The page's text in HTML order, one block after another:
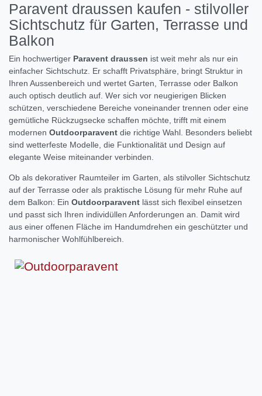
Paravent draussen kaufen - stilvoller
Sichtschutz für Garten, Terrasse und
Balkon
Ein hochwertiger Paravent draussen ist weit mehr als nur ein
einfacher Sichtschutz. Er schafft Privatsphäre, bringt Struktur in
Ihren Aussenbereich und wertet Garten, Terrasse oder Balkon
auch optisch deutlich auf. Wer sich vor neugierigen Blicken
schützen, verschiedene Bereiche voneinander trennen oder eine
gemütliche Rückzugsecke schaffen möchte, trifft mit einem
modernen Outdoorparavent die richtige Wahl. Besonders beliebt
sind wetterfeste Modelle, die Funktionalität und Design auf
elegante Weise miteinander verbinden.
Ob als dekorativer Raumteiler im Garten, als stilvoller Sichtschutz
auf der Terrasse oder als praktische Lösung für mehr Ruhe auf
dem Balkon: Ein Outdoorparavent lässt sich flexibel einsetzen
und passt sich Ihren individüllen Anforderungen an. Damit wird
aus einer offenen Fläche im Handumdrehen ein geschützter und
harmonischer Wohlfühlbereich.